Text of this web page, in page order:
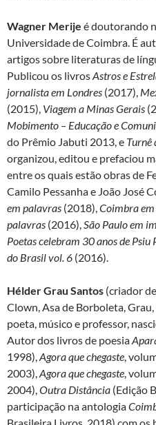
Wagner Merije é doutorando
Universidade de Coimbra. É
artigos sobre literaturas de
Publicou os livrosAstros e
jornalista em Londres (2017),
(2015), Viagem a Minas Gerais
Mobimento – Educação e
do Prêmio Jabuti 2013, e Turnê
organizou, editou e prefaciou
entre os quais estão obras de
Camilo Pessanha e João José
em palavras (2018), Coimbra
palavras (2016), São Paulo em
Poetas celebram 30 anos de Psiu
do Brasil vol. 6 (2016).
Hélder Grau Santos (criador
Clown, Asa de Borboleta,
poeta, músico e professor,
Autor dos livros de poesia
1998), Agora que chegaste ,
2003), Agora que chegaste ,
2004), Outra Distância (Edição
participação na antologia
Brasileira Livros, 2018) com os